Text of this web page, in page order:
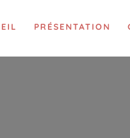
PRÉSENTATION